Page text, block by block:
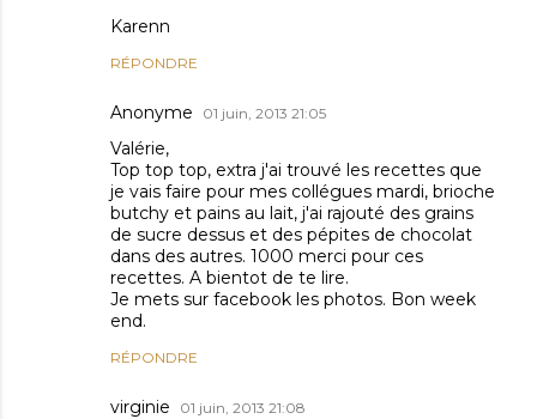
Karenn
RÉPONDRE
Anonyme 01 juin, 2013 21:05
Valérie,
Top top top, extra j'ai trouvé les recettes que
je vais faire pour mes collégues mardi, brioche
butchy et pains au lait, j'ai rajouté des grains
de sucre dessus et des pépites de chocolat
dans des autres. 1000 merci pour ces
recettes. A bientot de te lire.
Je mets sur facebook les photos. Bon week
end.
RÉPONDRE
virginie 01 juin, 2013 21:08